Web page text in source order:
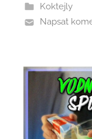
Koktejly
Napsat